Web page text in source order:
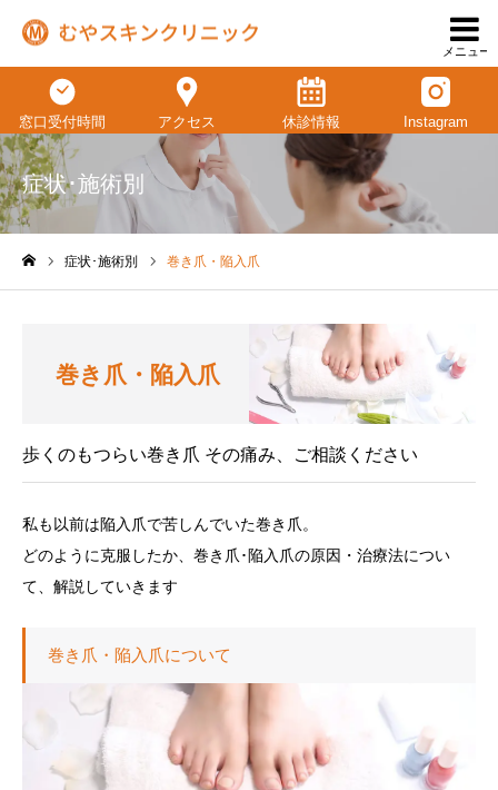
メニュー
窓口受付時間 アクセス 休診情報 Instagram
症状･施術別
症状･施術別 巻き爪・陥入爪
巻き爪・陥入爪
歩くのもつらい巻き爪 その痛み、ご相談ください
私も以前は陥入爪で苦しんでいた巻き爪。
どのように克服したか、巻き爪･陥入爪の原因・治療法につい
て、解説していきます
巻き爪・陥入爪について